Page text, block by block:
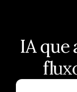
IA que
Slide 1 of 4: